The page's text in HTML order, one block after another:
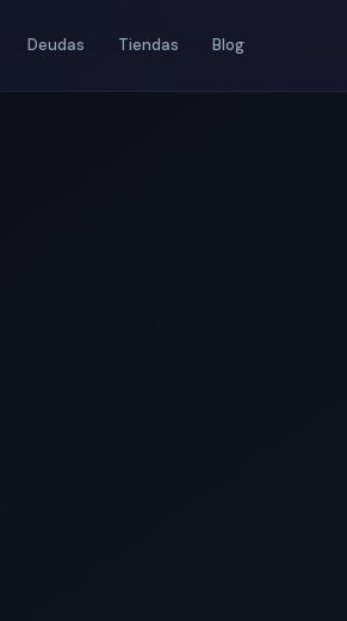
Deudas Tiendas Blog